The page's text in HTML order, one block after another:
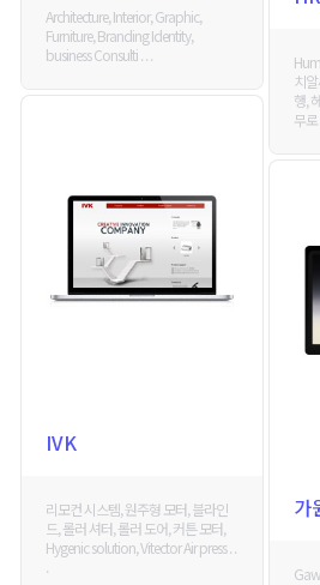
Architecture, Interior, Graphic,
Furniture, Branding Identity,
business Consulti . . .
치
행,
무
IVK
리모컨 시스템, 원주형 모터, 블라인
드, 롤러 셔터, 롤러 도어, 커튼 모터,
Hygenic solution, Vitector Air press . .
.
가